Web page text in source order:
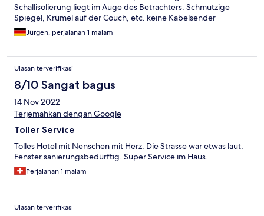
Schallisolierung liegt im Auge des Betrachters. Schmutzige
Spiegel, Krümel auf der Couch, etc. keine Kabelsender
Jürgen, perjalanan 1 malam
Ulasan terverifikasi
8/10 Sangat bagus
14 Nov 2022
Terjemahkan dengan Google
Toller Service
Tolles Hotel mit Nenschen mit Herz. Die Strasse war etwas laut,
Fenster sanierungsbedürftig. Super Service im Haus.
Perjalanan 1 malam
Ulasan terverifikasi